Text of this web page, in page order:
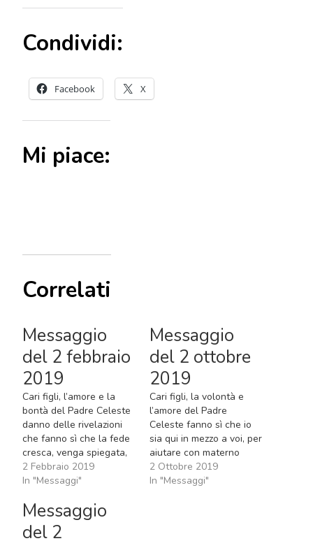
Condividi:
Facebook X
Mi piace:
Correlati
Messaggio
del 2 febbraio
2019
Cari figli, l’amore e la
bontà del Padre Celeste
danno delle rivelazioni
che fanno sì che la fede
cresca, venga spiegata,
porti pace, sicurezza e
speranza. Così anch’io,
misericordioso del Padre
Celeste, vi mostro
sempre di nuovo la via a
2 Febbraio 2019
In "Messaggi"
Messaggio
del 2 ottobre
2019
Cari figli, la volontà e
l’amore del Padre
Celeste fanno sì che io
sia qui in mezzo a voi, per
aiutare con materno
amore la crescita della
fede nel vostro cuore, in
2 Ottobre 2019
In "Messaggi"
Messaggio
del 2